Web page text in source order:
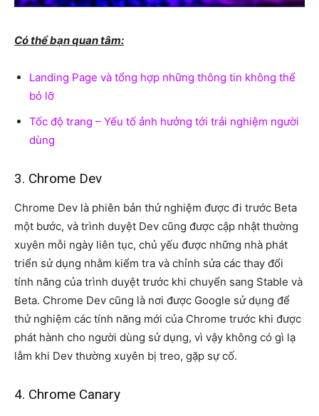
Có thể bạn quan tâm:
Landing Page và tổng hợp những thông tin không thể
bỏ lỡ
Tốc độ trang – Yếu tố ảnh hưởng tới trải nghiệm người
dùng
3. Chrome Dev
Chrome Dev là phiên bản thử nghiệm được đi trước Beta
một bước, và trình duyệt Dev cũng được cập nhật thường
xuyên mỗi ngày liên tục, chủ yếu được những nhà phát
triển sử dụng nhằm kiểm tra và chỉnh sửa các thay đổi
tính năng của trình duyệt trước khi chuyển sang Stable và
Beta. Chrome Dev cũng là nơi được Google sử dụng để
thử nghiệm các tính năng mới của Chrome trước khi được
phát hành cho người dùng sử dụng, vì vậy không có gì lạ
lẫm khi Dev thường xuyên bị treo, gặp sự cố.
4. Chrome Canary